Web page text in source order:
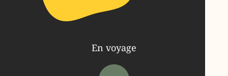
En voyage